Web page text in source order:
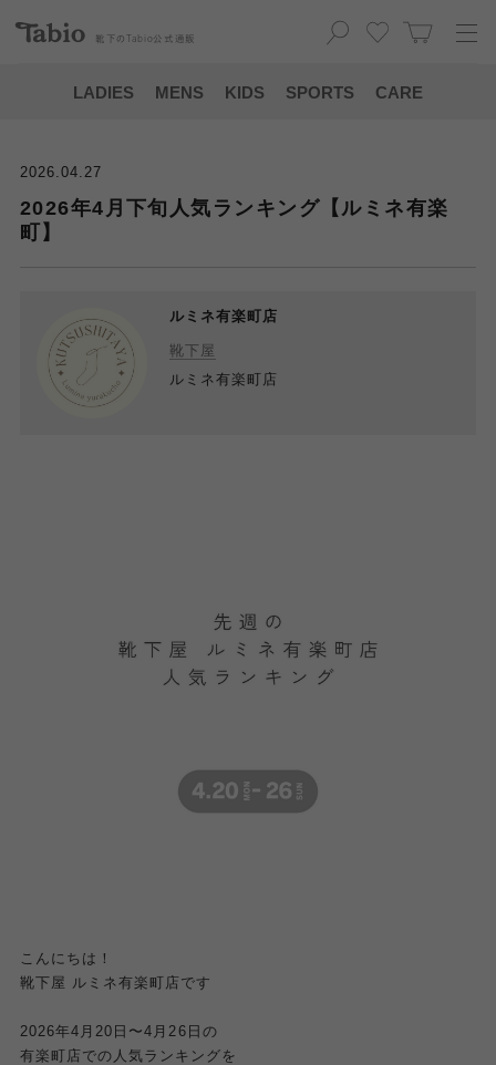
靴下の Tabio 公式通販
LADIES MENS KIDS SPORTS CARE
2026.04.27
2026年4月下旬人気ランキング【ルミネ有楽
町】
ルミネ有楽町店
靴下屋
ルミネ有楽町店
こんにちは！
靴下屋 ルミネ有楽町店です
2026年4月 20 日〜4月 26 日の
有楽町店での人気ランキングを